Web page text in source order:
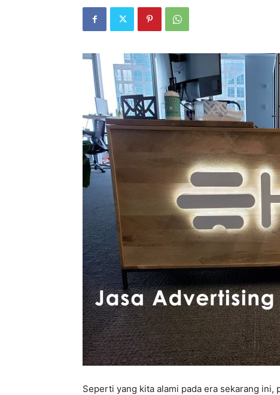
Seperti yang kita alami pada era sekarang